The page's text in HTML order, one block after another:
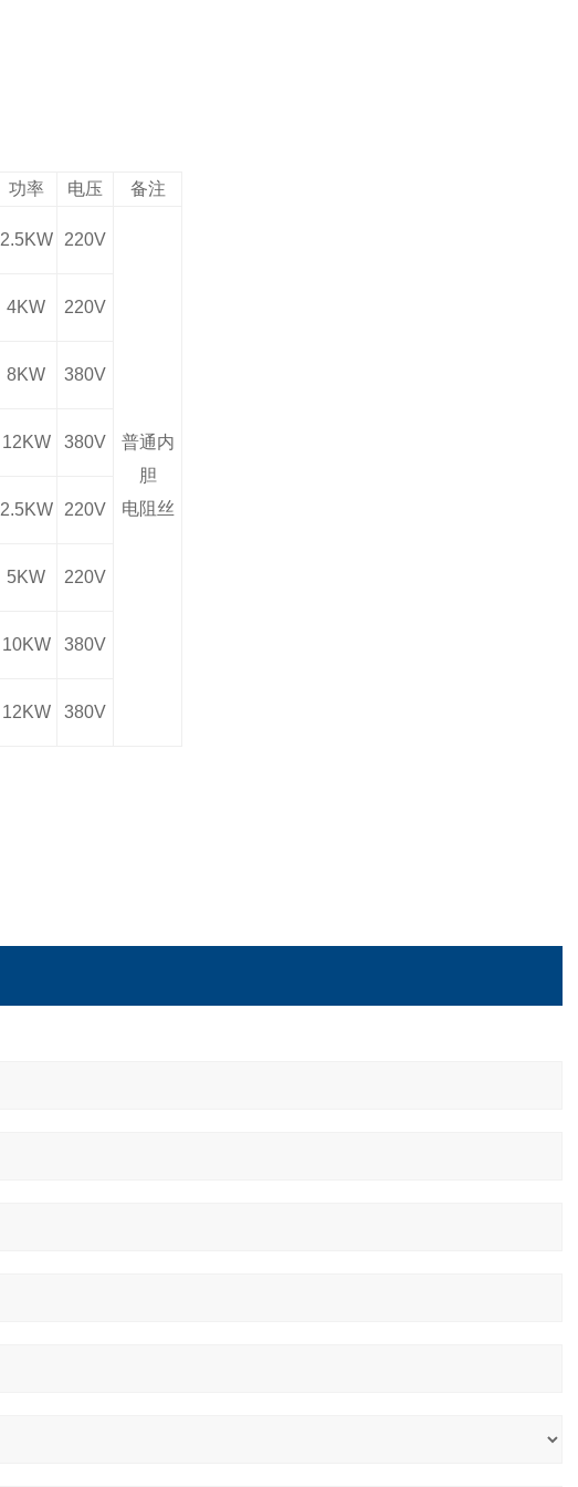
功率 电压 备注
2.5KW 220V
普通内
胆
电阻丝
4KW 220V
8KW 380V
12KW 380V
2.5KW 220V
5KW 220V
10KW 380V
12KW 380V